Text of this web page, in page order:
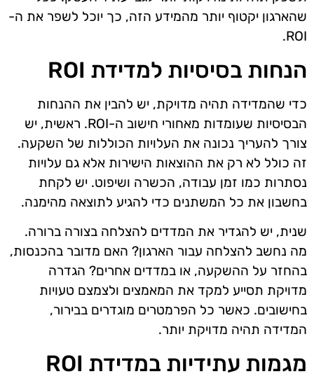
שהארגון יקטוף יותר מהמידע הזה, כך יוכל לשפר את ה-
ROI.
הנחות בסיסיות למדידת ROI
כדי שהמדידה תהיה מדויקת, יש להבין את ההנחות
הבסיסיות שעומדות מאחורי חישוב ה-ROI. ראשית, יש
צורך להעריך נכונה את העלויות הכוללות של השקעה.
זה כולל לא רק את ההוצאות הישירות אלא גם עלויות
נסתרות כמו זמן עבודה, הכשרה ושיפוט. יש לקחת
בחשבון את כל המשתנים כדי להגיע לתוצאה מהימנה.
שנית, יש להגדיר את המדדים להצלחה בצורה ברורה.
מה נחשב להצלחה עבור הארגון? האם מדובר בהכנסות,
בהחזר על ההשקעה, או במדדים אחרים? הגדרה
מדויקת תסייע למקד את המאמצים ולצמצם טעויות
בחישובים. כאשר כל הפרמטרים מוגדרים בבירור,
המדידה תהיה מדויקת יותר.
מגמות עתידיות במדידת ROI